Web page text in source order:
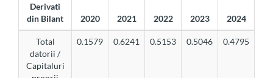
Derivati
din Bilant
2020 2021 2022 2023 2024
Total
datorii /
Capitaluri
0.1579 0.6241 0.5153 0.5046 0.4795